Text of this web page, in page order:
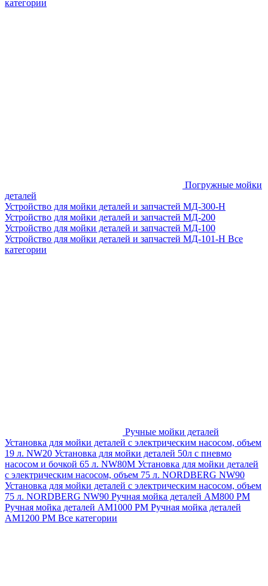
категории
Погружные мойки
деталей
Устройство для мойки деталей и запчастей МД-300-H
Устройство для мойки деталей и запчастей МД-200
Устройство для мойки деталей и запчастей МД-100
Устройство для мойки деталей и запчастей МД-101-Н Все
категории
Ручные мойки деталей
Установка для мойки деталей с электрическим насосом, объем
19 л. NW20 Установка для мойки деталей 50л с пневмо
насосом и бочкой 65 л. NW80M Установка для мойки деталей
с электрическим насосом, объем 75 л. NORDBERG NW90
Установка для мойки деталей с электрическим насосом, объем
75 л. NORDBERG NW90 Ручная мойка деталей АМ800 РМ
Ручная мойка деталей АМ1000 РМ Ручная мойка деталей
АМ1200 РМ Все категории